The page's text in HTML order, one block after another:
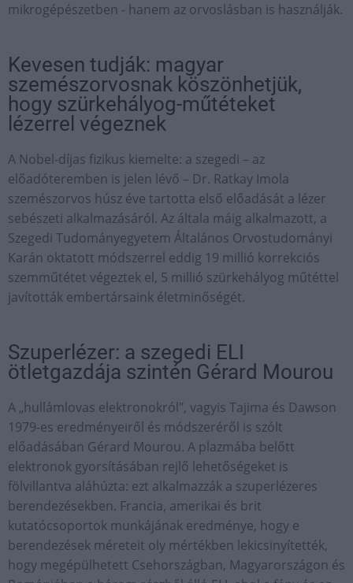
mikrogépészetben - hanem az orvoslásban is használják.
Kevesen tudják: magyar
szemészorvosnak köszönhetjük,
hogy szürkehályog-műtéteket
lézerrel végeznek
A Nobel-díjas fizikus kiemelte: a szegedi – az
előadóteremben is jelen lévő – Dr. Ratkay Imola
szemészorvos húsz éve tartotta első előadását a lézer
sebészeti alkalmazásáról. Az általa máig alkalmazott, a
Szegedi Tudományegyetem Általános Orvostudományi
Karán oktatott módszerrel eddig 19 millió korrekciós
szemműtétet végeztek el, 5 millió szürkehályog műtéttel
javították embertársaink életminőségét.
Szuperlézer: a szegedi ELI
ötletgazdája szintén Gérard Mourou
A „hullámlovas elektronokról", vagyis Tajima és Dawson
1979-es eredményeiről és módszeréről is szólt
előadásában Gérard Mourou. A plazmába belőtt
elektronok gyorsításában rejlő lehetőségeket is
fölvillantva aláhúzta: ezt alkalmazzák a szuperlézeres
berendezésekben. Francia, amerikai és brit
kutatócsoportok munkájának eredménye, hogy e
berendezések méreteit oly mértékben lekicsinyítették,
hogy megépülhetett Csehországban, Magyarországon és